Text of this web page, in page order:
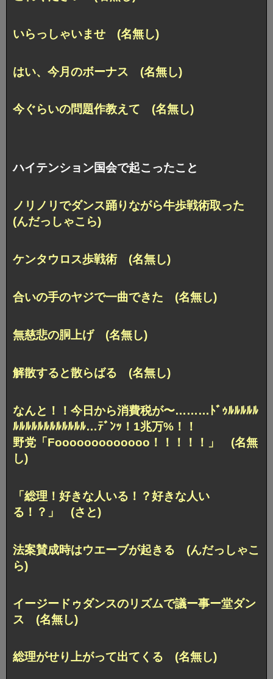
いらっしゃいませ (名無し)
はい、今月のボーナス (名無し)
今ぐらいの問題作教えて (名無し)
ハイテンション国会で起こったこと
ノリノリでダンス踊りながら牛歩戦術取った
(んだっしゃこら)
ケンタウロス歩戦術 (名無し)
合いの手のヤジで一曲できた (名無し)
無慈悲の胴上げ (名無し)
解散すると散らばる (名無し)
なんと！！今日から消費税が〜………ﾄﾞｩﾙﾙﾙﾙﾙ
ﾙﾙﾙﾙﾙﾙﾙﾙﾙﾙﾙﾙ…ﾃﾞﾝｯ！1兆万%！！
野党「Fooooooooooooo！！！！！」 (名無
し)
「総理！好きな人いる！？好きな人い
る！？」 (さと)
法案賛成時はウエーブが起きる (んだっしゃこ
ら)
イージードゥダンスのリズムで議ー事ー堂ダン
ス (名無し)
総理がせり上がって出てくる (名無し)